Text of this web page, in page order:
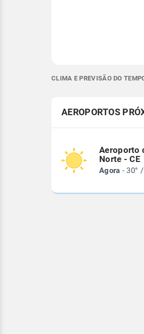
CLIMA E PREVISÃO DO
AEROPORTOS
Aeroporto
Norte - CE
Agora - 30°